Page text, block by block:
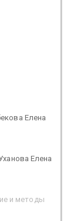
Елена
Елена
и методы